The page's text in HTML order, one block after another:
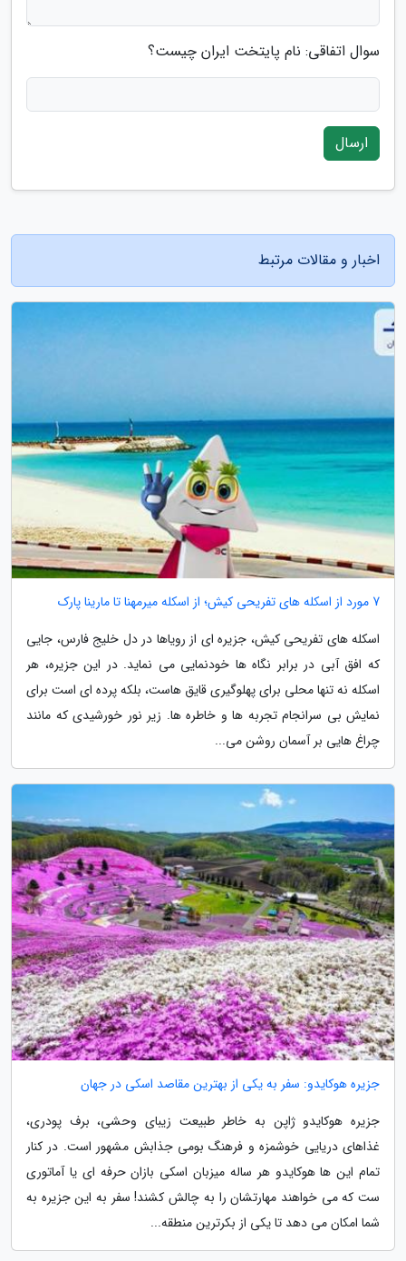
سوال اتفاقی: نام پایتخت ایران چیست؟
ارسال
اخبار و مقالات مرتبط
7 مورد از اسکله های تفریحی کیش؛ از اسکله میرمهنا تا مارینا پارک
اسکله های تفریحی کیش، جزیره ای از رویاها در دل خلیج فارس، جایی
که افق آبی در برابر نگاه ها خودنمایی می نماید. در این جزیره، هر
اسکله نه تنها محلی برای پهلوگیری قایق هاست، بلکه پرده ای است برای
نمایش بی سرانجام تجربه ها و خاطره ها. زیر نور خورشیدی که مانند
چراغ هایی بر آسمان روشن می...
جزیره هوکایدو: سفر به یکی از بهترین مقاصد اسکی در جهان
جزیره هوکایدو ژاپن به خاطر طبیعت زیبای وحشی، برف پودری،
غذاهای دریایی خوشمزه و فرهنگ بومی جذابش مشهور است. در کنار
تمام این ها هوکایدو هر ساله میزبان اسکی بازان حرفه ای یا آماتوری
ست که می خواهند مهارتشان را به چالش کشند! سفر به این جزیره به
شما امکان می دهد تا یکی از بکرترین منطقه...